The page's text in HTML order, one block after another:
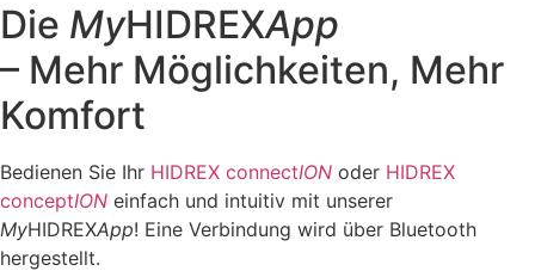
Die MyHIDREXApp
– Mehr Möglichkeiten, Mehr
Komfort
Bedienen Sie Ihr HIDREX connectION oder HIDREX
conceptION einfach und intuitiv mit unserer
MyHIDREXApp! Eine Verbindung wird über Bluetooth
hergestellt.